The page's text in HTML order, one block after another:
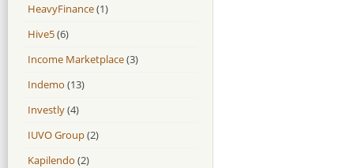
HeavyFinance(1)
Hive5(6)
Income Marketplace(3)
Indemo (13)
Investly(4)
IUVO Group(2)
Kapilendo (2)